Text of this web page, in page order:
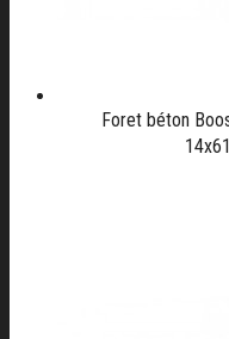
Foret béton